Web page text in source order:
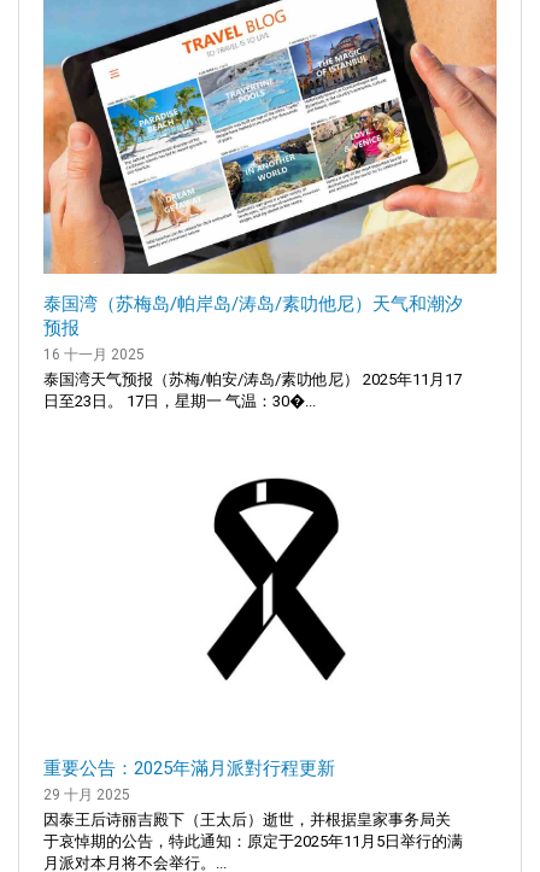
泰国湾（苏梅岛/帕岸岛/涛岛/素叻他尼）天气和潮汐
预报
16 十一月 2025
泰国湾天气预报（苏梅/帕安/涛岛/素叻他尼） 2025年11月17
日至23日。 17日，星期一 气温：30�...
重要公告：2025年滿月派對行程更新
29 十月 2025
因泰王后诗丽吉殿下（王太后）逝世，并根据皇家事务局关
于哀悼期的公告，特此通知：原定于2025年11月5日举行的满
月派对本月将不会举行。...